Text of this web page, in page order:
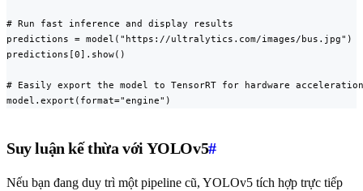
# Run fast inference and display results
predictions = model("https://ultralytics.com/images/bus.jpg")
predictions[0].show()
# Easily export the model to TensorRT for hardware acceleration
model.export(format="engine")
Suy luận kế thừa với YOLOv5#
Nếu bạn đang duy trì một pipeline cũ, YOLOv5 tích hợp trực tiếp